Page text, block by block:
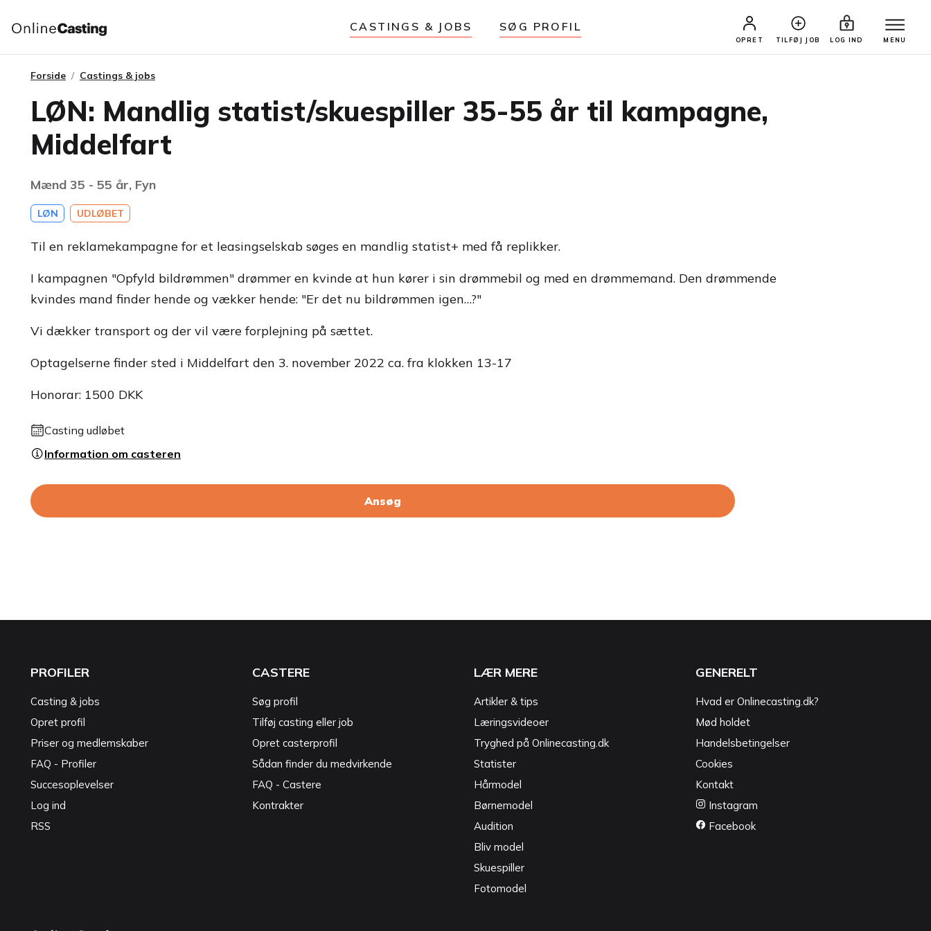
CASTINGS & JOBS SØG PROFIL
OPRET TILFØJ JOB LOG IND MENU
Forside Castings & jobs
LØN: Mandlig statist/skuespiller 35-55 år til kampagne,
Middelfart
Mænd 35 - 55 år, Fyn
LØN UDLØBET
Til en reklamekampagne for et leasingselskab søges en mandlig statist+ med få replikker.
I kampagnen "Opfyld bildrømmen" drømmer en kvinde at hun kører i sin drømmebil og med en drømmemand. Den drømmende
kvindes mand finder hende og vækker hende: "Er det nu bildrømmen igen…?"
Vi dækker transport og der vil være forplejning på sættet.
Optagelserne finder sted i Middelfart den 3. november 2022 ca. fra klokken 13-17
Honorar: 1500 DKK
Casting udløbet
Information om casteren
Ansøg
PROFILER
Casting & jobs
Opret profil
Priser og medlemskaber
FAQ - Profiler
Succesoplevelser
Log ind
RSS
CASTERE
Søg profil
Tilføj casting eller job
Opret casterprofil
Sådan finder du medvirkende
FAQ - Castere
Kontrakter
LÆR MERE
Artikler & tips
Læringsvideoer
Tryghed på Onlinecasting.dk
Statister
Hårmodel
Børnemodel
Audition
Bliv model
Skuespiller
Fotomodel
GENERELT
Hvad er Onlinecasting.dk?
Mød holdet
Handelsbetingelser
Cookies
Kontakt
Instagram
Facebook